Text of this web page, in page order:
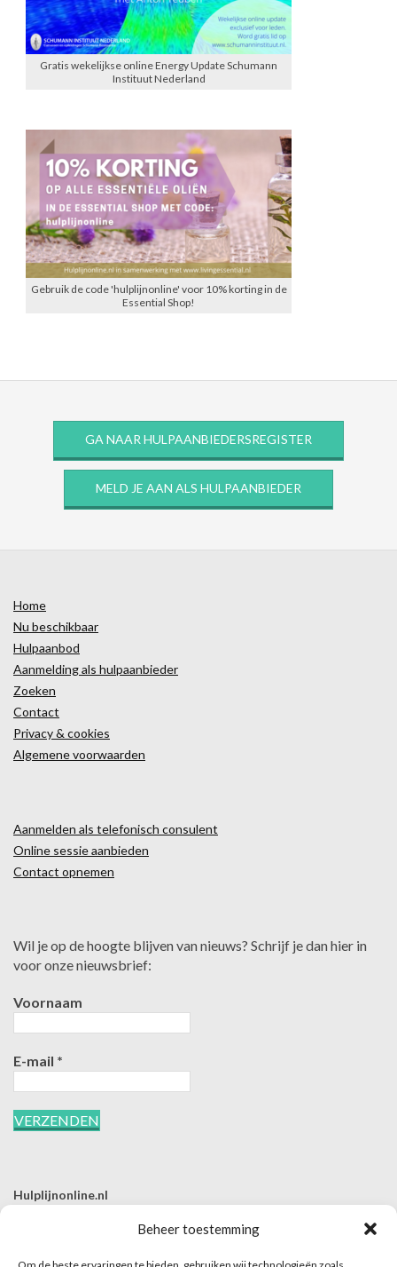
Beheer toestemming
Gratis wekelijkse online Energy Update Schumann
Instituut Nederland
Gebruik de code 'hulplijnonline' voor 10% korting in de
Essential Shop!
GA NAAR HULPAANBIEDERSREGISTER
MELD JE AAN ALS HULPAANBIEDER
Home
Nu beschikbaar
Hulpaanbod
Aanmelding als hulpaanbieder
Zoeken
Contact
Privacy & cookies
Algemene voorwaarden
Aanmelden als telefonisch consulent
Online sessie aanbieden
Contact opnemen
Wil je op de hoogte blijven van nieuws? Schrijf je dan hier in
voor onze nieuwsbrief:
Voornaam
E-mail *
Hulplijnonline.nl
E | info@hulplijnonline.nl